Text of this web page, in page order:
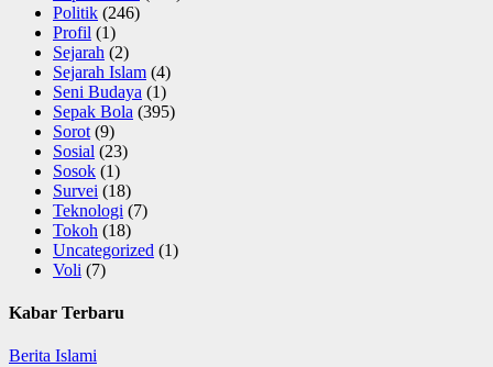
Politik (246)
Profil (1)
Sejarah (2)
Sejarah Islam (4)
Seni Budaya (1)
Sepak Bola (395)
Sorot (9)
Sosial (23)
Sosok (1)
Survei (18)
Teknologi (7)
Tokoh (18)
Uncategorized (1)
Voli (7)
Kabar Terbaru
Berita Islami